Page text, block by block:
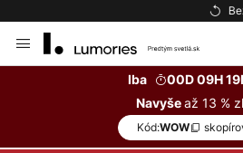
Bezplatné vrátenie
to
Iba
00D 09H
Navyšeaž 13 %
Kód:WOW